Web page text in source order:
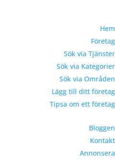
Hem
Företag
Sök via Tjänster
Sök via Kategorier
Sök via Områden
Lägg till ditt företag
Tipsa om ett företag
Bloggen
Kontakt
Annonsera